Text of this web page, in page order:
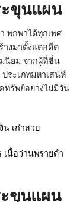
ขุนแผน
พกพาได้ทุกเพศ
งมาตั้งแต่อดีต
นิยม จากผู้ที่ชื่น
ระเภทมหาเสน่ห์
ทรัพย์อย่างไม่มีวัน
ขุนแผน